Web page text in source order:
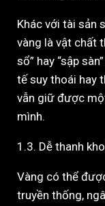
Khác với tài sản
vàng là vật chất
sổ” hay “sập
tế suy thoái hay
vẫn giữ được
mình.
1.3. Dễ thanh
Vàng có thể
truyền thống,